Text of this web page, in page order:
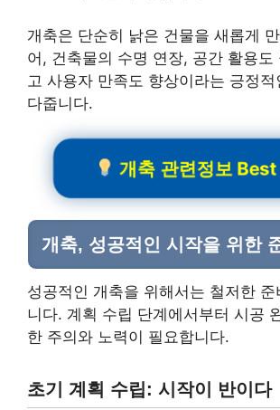
개축은 단순히 낡은 건물을 새롭게
어, 건축물의 수명 연장, 공간 활용도
고 사용자 만족도 향상이라는 긍정적
다줍니다.
개축 관련정보
개축, 성공적인 시작을 위한
성공적인 개축을 위해서는 철저한 준
니다. 계획 수립 단계에서부터 시공
한 주의와 노력이 필요합니다.
초기 계획 수립: 시작이 반이다